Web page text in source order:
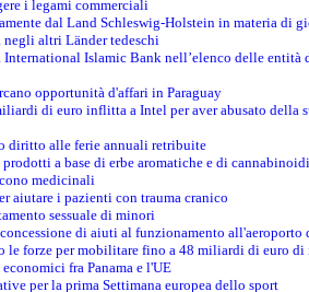
i legami commerciali
dal Land Schleswig-Holstein in materia di
altri Länder tedeschi
Islamic Bank nell’elenco delle entità
opportunità d'affari in Paraguay
di euro inflitta a Intel per aver abusato della
diritto alle ferie annuali retribuite
prodotti a base di erbe aromatiche e di
medicinali
aiutare i pazienti con trauma cranico
sessuale di minori
di aiuti al funzionamento
le forze per mobilitare fino a 48 miliardi di euro
fra Panama e l'UE
per la prima Settimana europea dello sport